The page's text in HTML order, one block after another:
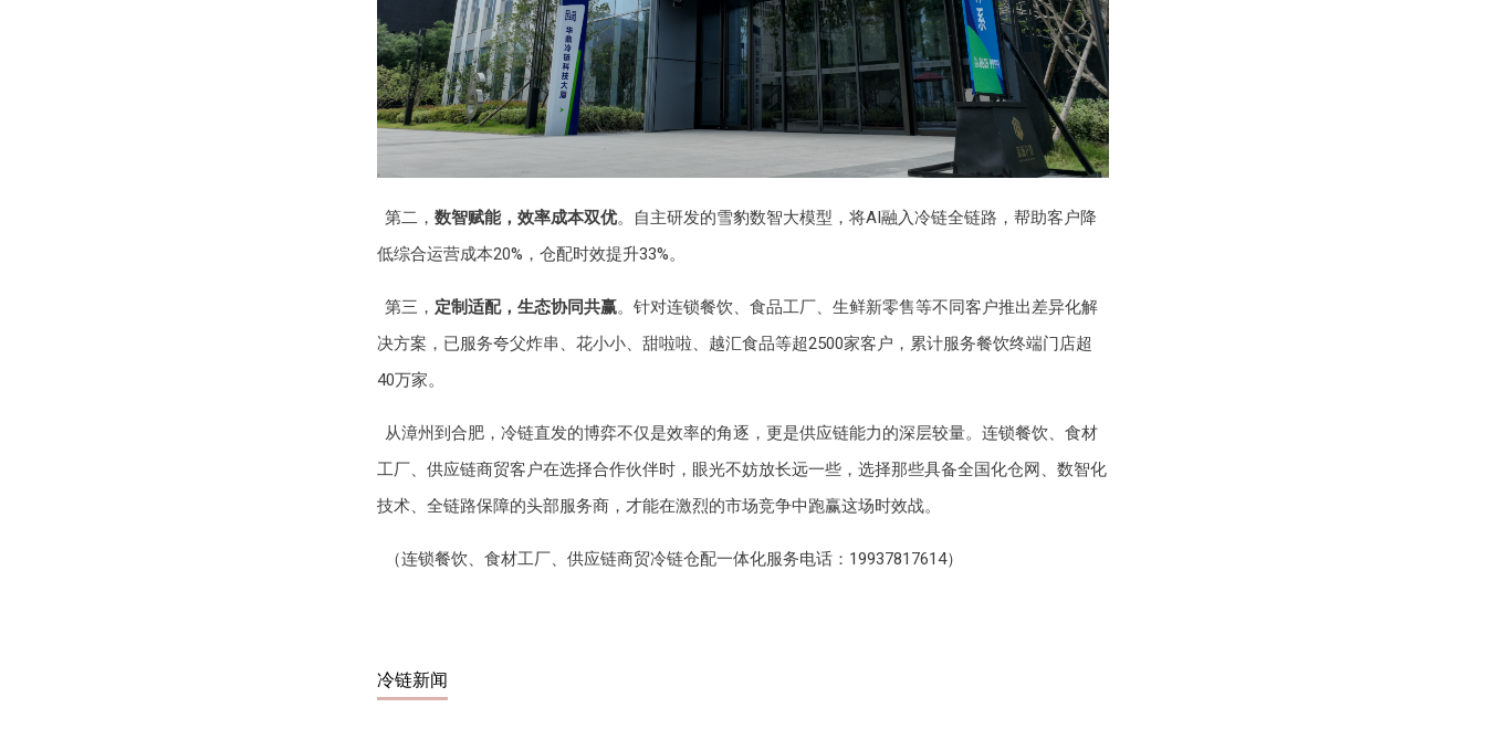
第二，数智赋能，效率成本双优。自主研发的雪豹数智大模型，将AI融入冷链全链路，帮助客户降
低综合运营成本20%，仓配时效提升33%。
第三， 定制适配，生态协同共赢。针对连锁餐饮、食品工厂、生鲜新零售等不同客户推出差异化解
决方案，已服务夸父炸串、花小小、甜啦啦、越汇食品等超2500家客户，累计服务餐饮终端门店超
40万家。
从漳州到合肥，冷链直发的博弈不仅是效率的角逐，更是供应链能力的深层较量。连锁餐饮、食材
工厂、供应链商贸客户在选择合作伙伴时，眼光不妨放长远一些，选择那些具备全国化仓网、数智化
技术、全链路保障的头部服务商，才能在激烈的市场竞争中跑赢这场时效战。
（连锁餐饮、食材工厂、供应链商贸冷链仓配一体化服务电话：19937817614）
冷链新闻